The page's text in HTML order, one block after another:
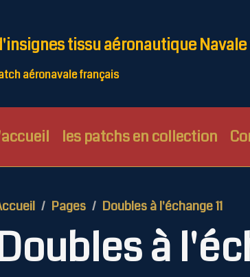
tissu aéronautique
aéronavale français
les patchs en collection
Pages Doubles à l'échange 11
à